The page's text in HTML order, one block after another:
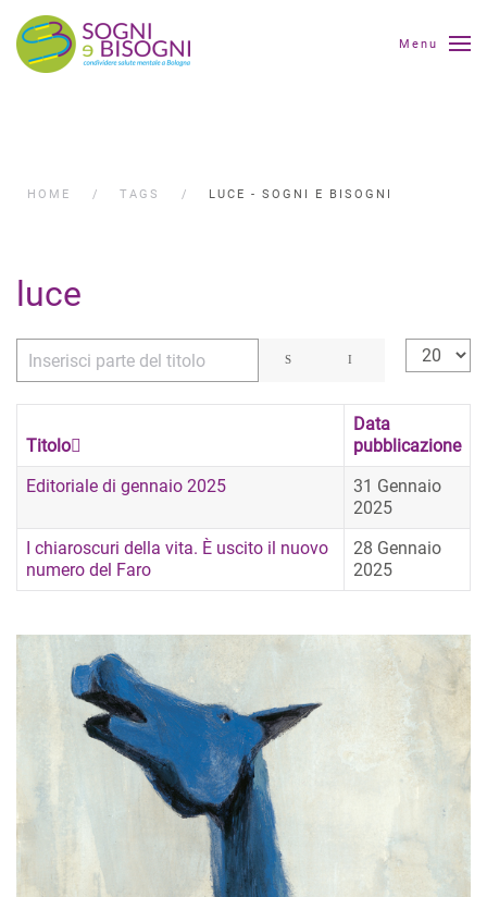
Menu
HOME TAGS LUCE - SOGNI E BISOGNI
luce
Inserisci parte del titolo
Titolo
Data
pubblicazione
Editoriale di gennaio 2025
31 Gennaio
2025
I chiaroscuri della vita. È uscito il nuovo
numero del Faro
28 Gennaio
2025